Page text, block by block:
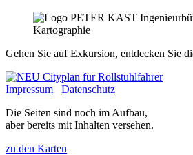
Gehen Sie auf Exkursion, entdecken Sie
Impressum
Datenschutz
Die Seiten sind noch im Aufbau,
aber bereits mit Inhalten versehen.
zu den Karten